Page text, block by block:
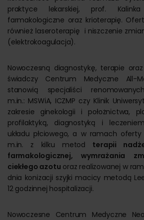
praktyce lekarskiej, prof.
farmakologiczne oraz krioterapię.
również laseroterapię i niszczenie
(elektrokoagulacja).
Nowoczesną diagnostykę, terapie
świadczy Centrum Medyczne All-
stanowią specjaliści
m.in.: MSWiA, ICZMP czy Klinik
zakresie ginekologii i położnictwa,
profilaktyką, diagnostyką i
układu płciowego, a w ramach
m.in. z kilku metod terapii
farmakologicznej, wymrażania
ciekłego azotu oraz realizowanej w
dnia konizacji szyjki macicy metodą
12 godzinnej hospitalizacji.
Nowoczesne Centrum Medyczne